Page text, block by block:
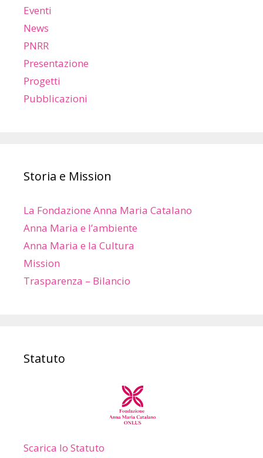
Eventi
News
PNRR
Presentazione
Progetti
Pubblicazioni
Storia e Mission
La Fondazione Anna Maria Catalano
Anna Maria e l’ambiente
Anna Maria e la Cultura
Mission
Trasparenza – Bilancio
Statuto
Scarica lo Statuto